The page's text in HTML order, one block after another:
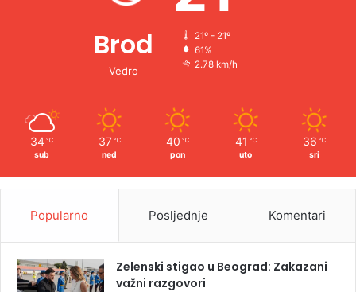
Brod
Vedro
21º - 21º
61%
2.78 km/h
34 ℃
sub
37 ℃
ned
40 ℃
pon
41 ℃
uto
36 ℃
sri
Popularno Posljednje Komentari
Zelenski stigao u Beograd: Zakazani
važni razgovori